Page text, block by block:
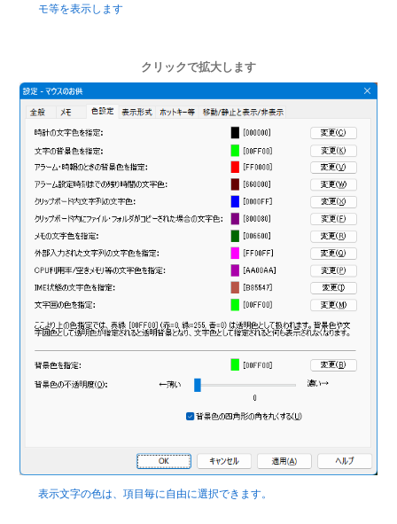
モ等を表示します
クリックで拡大します
表示文字の色は、項目毎に自由に選択できます。